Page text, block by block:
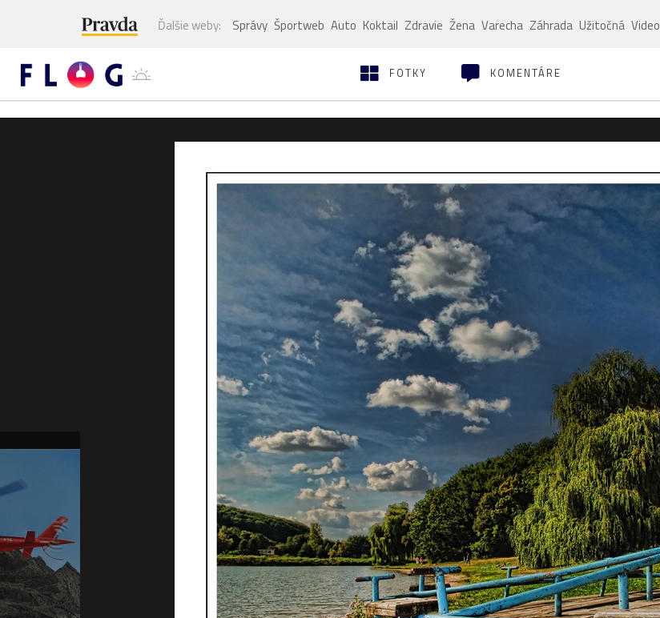
Ďalšie weby: Správy Športweb Auto Koktail Zdravie Žena Varecha Záhrada Užitočná Video
FOTKY KOMENTÁRE